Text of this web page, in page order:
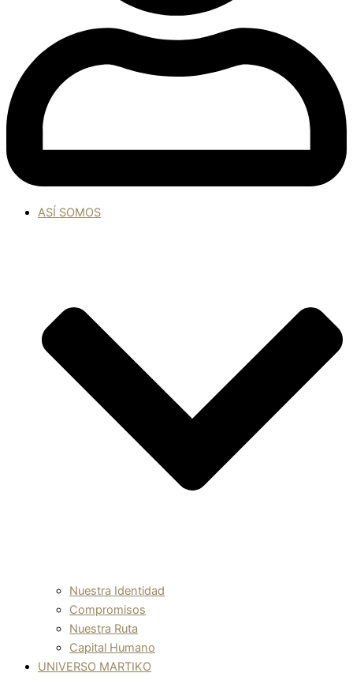
ASÍ SOMOS
Nuestra Identidad
Compromisos
Nuestra Ruta
Capital Humano
UNIVERSO MARTIKO